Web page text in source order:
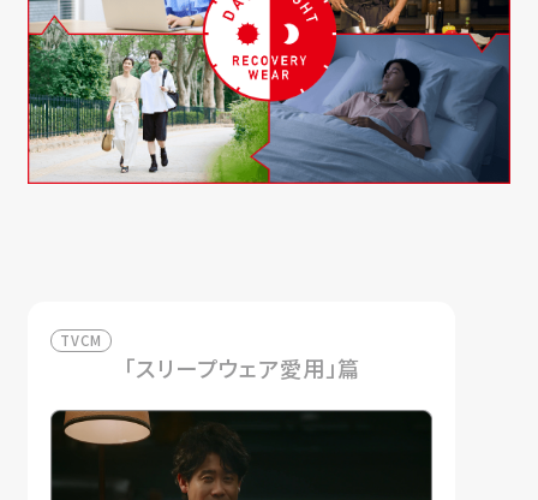
TVCM
「スリープウェア愛用」篇